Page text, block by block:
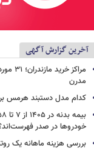
آخرین گزارش آگهی
مدرن
کدام مدل دستبند هرمس
خودروها در صدر
بررسی هزینه ماهانه یک